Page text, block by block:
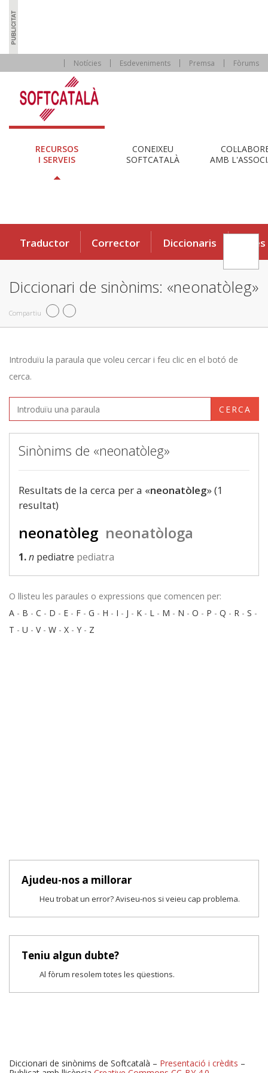
Notícies Esdeveniments Premsa Fòrums
RECURSOS
I SERVEIS
CONEIXEU
SOFTCATALÀ
AMB
Traductor Corrector Diccionaris Eines
Diccionari de sinònims: «neonatòleg»
Compartiu
Introduïu la paraula que voleu cercar i feu clic en el botó de
cerca.
CERCA
Sinònims de «neonatòleg»
Resultats de la cerca per a «neonatòleg» (1
resultat)
neonatòleg neonatòloga
1.n pediatre pediatra
O llisteu les paraules o expressions que comencen per:
A - B - C - D - E - F - G - H - I - J - K - L - M - N - O - P - Q - R - S -
T - U - V- W - X - Y - Z
Ajudeu-nos a millorar
Heu trobat un error? Aviseu-nos si veieu cap problema.
Teniu algun dubte?
Al fòrum resolem totes les qüestions.
Diccionari de sinònims de Softcatalà – Presentació i crèdits –